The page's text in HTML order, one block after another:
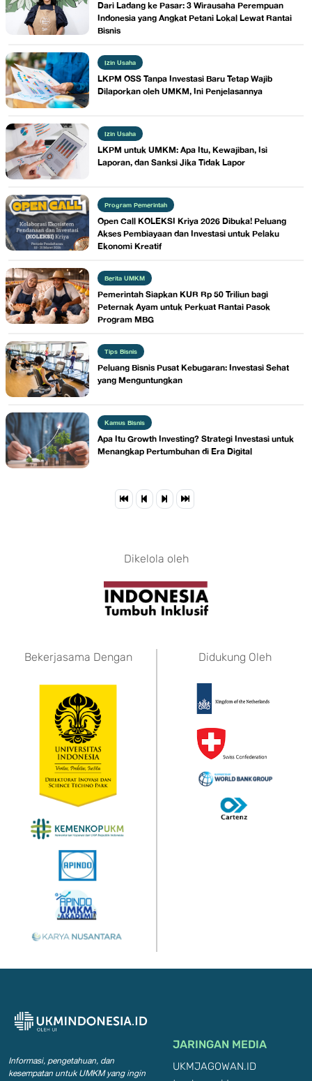
Dari Ladang ke Pasar: 3 Wirausaha Perempuan
Indonesia yang Angkat Petani Lokal Lewat Rantai
Bisnis
Izin Usaha
LKPM OSS Tanpa Investasi Baru Tetap Wajib
Dilaporkan oleh UMKM, Ini Penjelasannya
Izin Usaha
LKPM untuk UMKM: Apa Itu, Kewajiban, Isi
Laporan, dan Sanksi Jika Tidak Lapor
Program Pemerintah
Open Call KOLEKSI Kriya 2026 Dibuka! Peluang
Akses Pembiayaan dan Investasi untuk Pelaku
Ekonomi Kreatif
Berita UMKM
Pemerintah Siapkan KUR Rp 50 Triliun bagi
Peternak Ayam untuk Perkuat Rantai Pasok
Program MBG
Tips Bisnis
Peluang Bisnis Pusat Kebugaran: Investasi Sehat
yang Menguntungkan
Kamus Bisnis
Apa Itu Growth Investing? Strategi Investasi untuk
Menangkap Pertumbuhan di Era Digital
Dikelola oleh
Bekerjasama Dengan Didukung Oleh
Informasi, pengetahuan, dan
kesempatan untuk UMKM yang ingin
JARINGAN MEDIA
UKMJAGOWAN.ID